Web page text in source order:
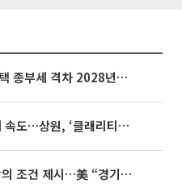
종부세 개편에도…1·3주택 종부세 격차 2028년부터 확대
미국, 가상자산 포괄 규제 속도…상원, ‘클래리티법’ 9월 절차투표 추진
이란, 미국에 호르무즈 합의 조건 제시…美 “경기 아직 안 끝나” [종합]